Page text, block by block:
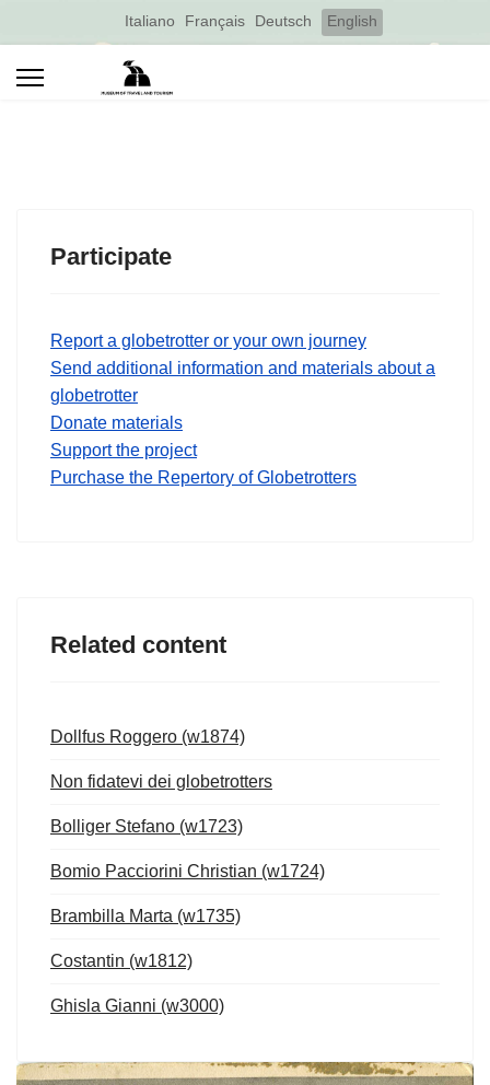
Select your language
Italiano Français Deutsch English
Participate
Report a globetrotter or your own journey
Send additional information and materials about a
globetrotter
Donate materials
Support the project
Purchase the Repertory of Globetrotters
Related content
Dollfus Roggero (w1874)
Non fidatevi dei globetrotters
Bolliger Stefano (w1723)
Bomio Pacciorini Christian (w1724)
Brambilla Marta (w1735)
Costantin (w1812)
Ghisla Gianni (w3000)